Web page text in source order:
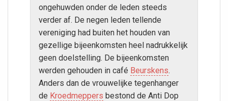
ongehuwden onder de leden steeds
verder af. De negen leden tellende
vereniging had buiten het houden van
gezellige bijeenkomsten heel nadrukkelijk
geen doelstelling. De bijeenkomsten
werden gehouden in café Beurskens.
Anders dan de vrouwelijke tegenhanger
de Kroedmeppers bestond de Anti Dop